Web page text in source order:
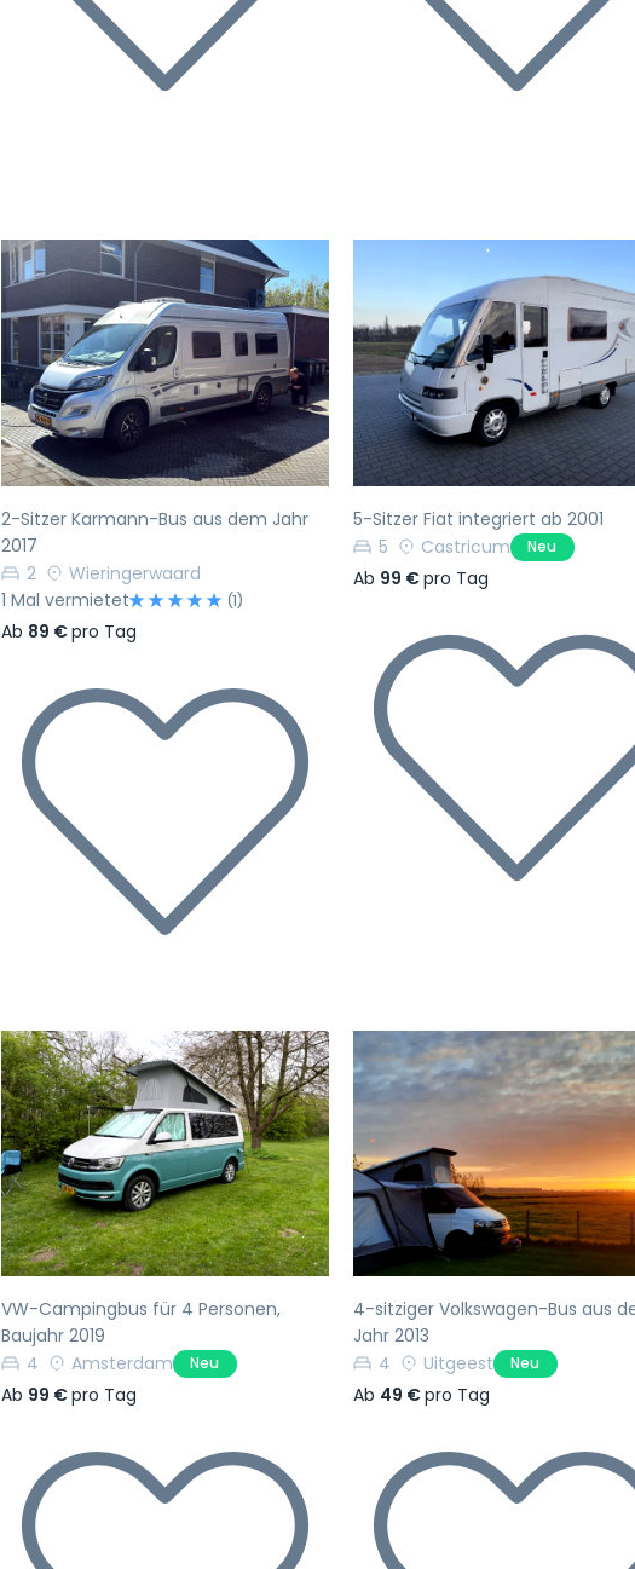
Vorherige Nächste
2-Sitzer Karmann-Bus aus dem Jahr
2017
2
Wieringerwaard
1 Mal vermietet
(1)
Ab 89 €pro Tag
Vorherige
5-Sitzer Fiat integriert ab 2001
5
Castricum Neu
Ab 99 €pro Tag
Vorherige Nächste
VW-Campingbus für 4 Personen,
Baujahr 2019
4
Amsterdam Neu
Ab 99 €pro Tag
Vorherige
4-sitziger Volkswagen-Bus aus
Jahr 2013
4
Uitgeest Neu
Ab 49 €pro Tag